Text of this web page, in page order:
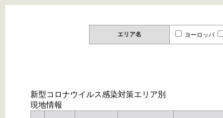
エリア名 ヨーロッパ
新型コロナウイルス感染対策エリア別
現地情報